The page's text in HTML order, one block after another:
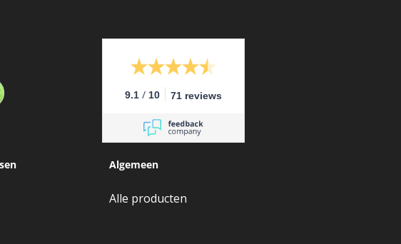
9.1 / 10 71 reviews
9.1 / 10 71 reviews